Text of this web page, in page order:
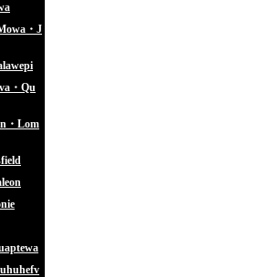
・J
・Qu
・Lom